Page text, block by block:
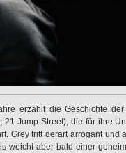
erzählt die Geschichte
Jump Street), die für ihre
Grey tritt derart arrogant und
weicht aber bald einer